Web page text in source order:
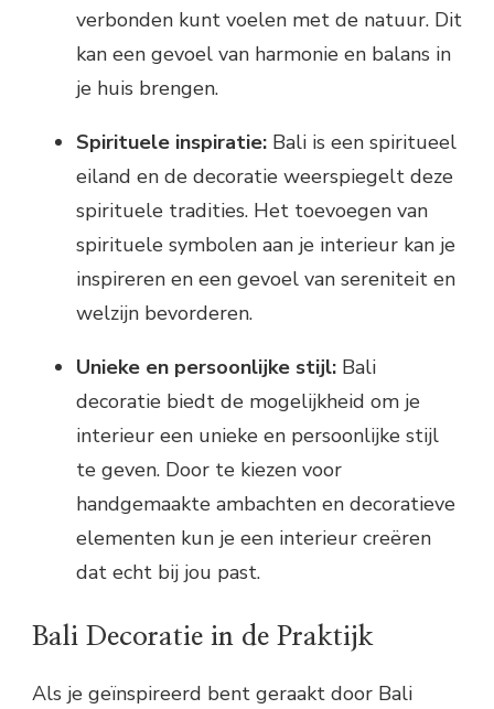
verbonden kunt voelen met de natuur. Dit
kan een gevoel van harmonie en balans in
je huis brengen.
Spirituele inspiratie: Bali is een spiritueel
eiland en de decoratie weerspiegelt deze
spirituele tradities. Het toevoegen van
spirituele symbolen aan je interieur kan je
inspireren en een gevoel van sereniteit en
welzijn bevorderen.
Unieke en persoonlijke stijl: Bali
decoratie biedt de mogelijkheid om je
interieur een unieke en persoonlijke stijl
te geven. Door te kiezen voor
handgemaakte ambachten en decoratieve
elementen kun je een interieur creëren
dat echt bij jou past.
Bali Decoratie in de Praktijk
Als je geïnspireerd bent geraakt door Bali